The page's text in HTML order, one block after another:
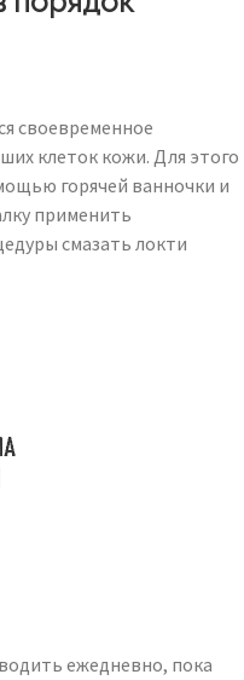
своевременное
клеток кожи. Для этого
горячей ванночки и
применить
смазать локти
ежедневно, пока